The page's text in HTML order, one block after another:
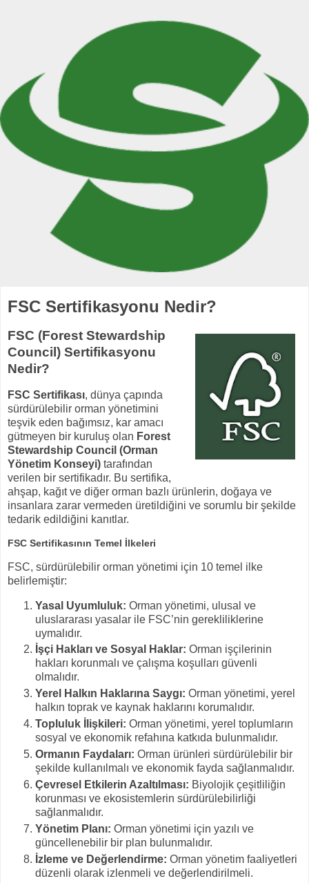
FSC Sertifikasyonu Nedir?
FSC (Forest Stewardship
Council) Sertifikasyonu
Nedir?
FSC Sertifikası, dünya çapında
sürdürülebilir orman yönetimini
teşvik eden bağımsız, kar amacı
gütmeyen bir kuruluş olan Forest
Stewardship Council (Orman
Yönetim Konseyi) tarafından
verilen bir sertifikadır. Bu sertifika,
ahşap, kağıt ve diğer orman bazlı ürünlerin, doğaya ve
insanlara zarar vermeden üretildiğini ve sorumlu bir şekilde
tedarik edildiğini kanıtlar.
FSC Sertifikasının Temel İlkeleri
FSC, sürdürülebilir orman yönetimi için 10 temel ilke
belirlemiştir:
Yasal Uyumluluk: Orman yönetimi, ulusal ve
uluslararası yasalar ile FSC’nin gerekliliklerine
uymalıdır.
İşçi Hakları ve Sosyal Haklar: Orman işçilerinin
hakları korunmalı ve çalışma koşulları güvenli
olmalıdır.
Yerel Halkın Haklarına Saygı: Orman yönetimi, yerel
halkın toprak ve kaynak haklarını korumalıdır.
Topluluk İlişkileri: Orman yönetimi, yerel toplumların
sosyal ve ekonomik refahına katkıda bulunmalıdır.
Ormanın Faydaları: Orman ürünleri sürdürülebilir bir
şekilde kullanılmalı ve ekonomik fayda sağlanmalıdır.
Çevresel Etkilerin Azaltılması: Biyolojik çeşitliliğin
korunması ve ekosistemlerin sürdürülebilirliği
sağlanmalıdır.
Yönetim Planı: Orman yönetimi için yazılı ve
güncellenebilir bir plan bulunmalıdır.
İzleme ve Değerlendirme: Orman yönetim faaliyetleri
düzenli olarak izlenmeli ve değerlendirilmeli.